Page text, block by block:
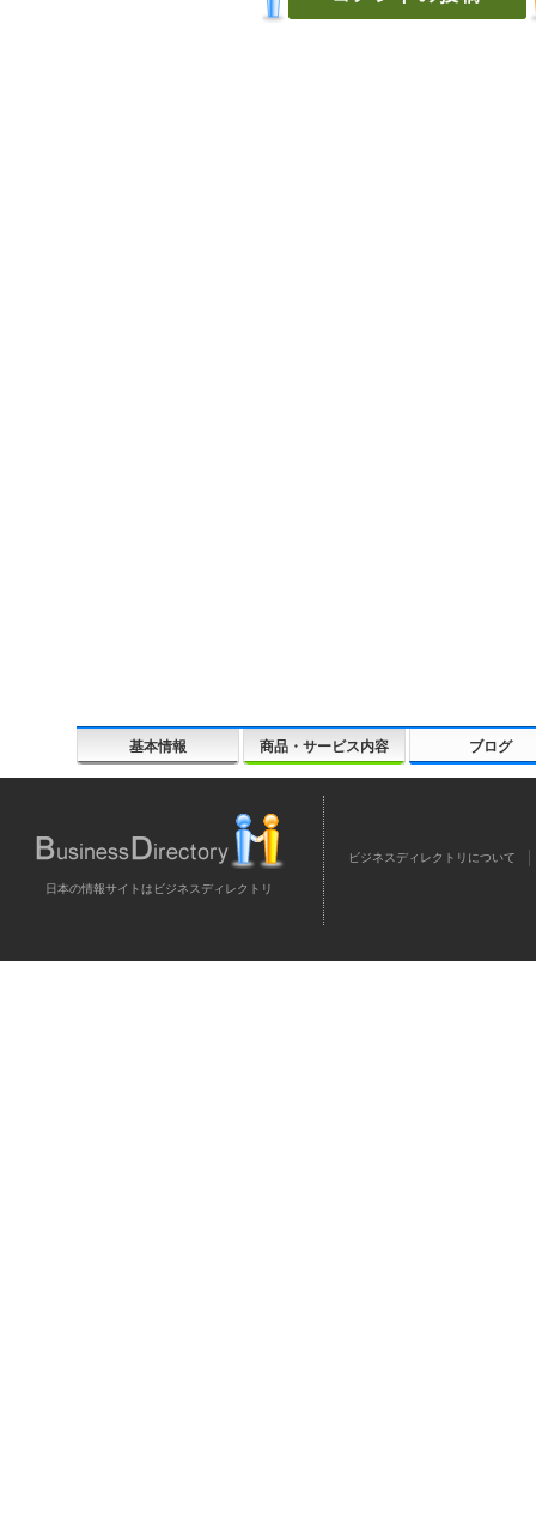
基本情報 商品・サービス内容 ブログ
日本の情報サイトはビジネスディレクトリ
ビジネスディレクトリについて